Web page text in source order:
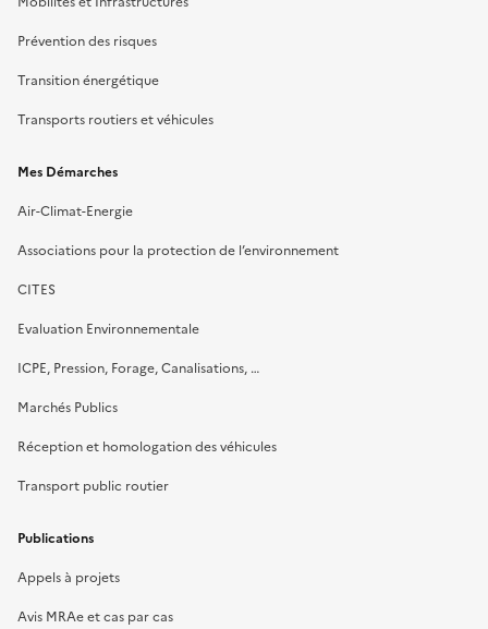
Prévention des risques
Transition énergétique
Transports routiers et véhicules
Mes Démarches
Air-Climat-Energie
Associations pour la protection de l’environnement
CITES
Evaluation Environnementale
ICPE, Pression, Forage, Canalisations, …
Marchés Publics
Réception et homologation des véhicules
Transport public routier
Publications
Appels à projets
Avis MRAe et cas par cas